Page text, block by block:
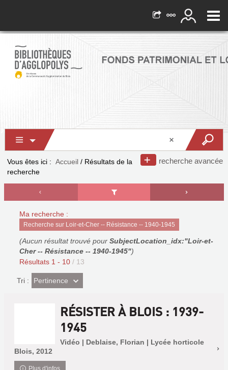
recherche avancée
Vous êtes ici : Accueil / Résultats de la
recherche
Ma recherche :
Recherche sur Loir-et-Cher -- Résistance -- 1940-1945
(Aucun résultat trouvé pour SubjectLocation_idx:"Loir-et-
Cher -- Résistance -- 1940-1945")
Résultats 1 - 10 / 13
Tri : (Effet
imédiat)
Pertinence
RÉSISTER À BLOIS : 1939-
1945
Vidéo | Deblaise, Florian | Lycée horticole
Blois, 2012
Plus d'infos